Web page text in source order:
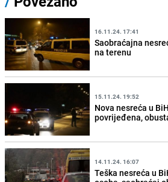
16.11.24. 17:41
Saobraćajna
na terenu
15.11.24. 19:52
Nova nesreća u
povrijeđena,
14.11.24. 16:07
Teška nesreća u